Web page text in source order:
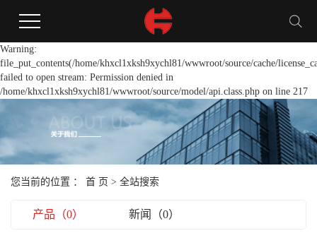
Warning:
file_put_contents(/home/khxcl1xksh9xychl81/wwwroot/source/cache/
failed to open stream: Permission denied in
/home/khxcl1xksh9xychl81/wwwroot/source/model/api.class.php on line 217
您当前的位置 ： 首 页 > 全站搜索
产品（0） 新闻（0）